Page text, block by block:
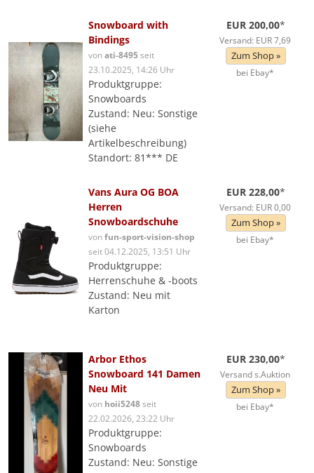
Snowboard with
Bindings
vonati-8495seit
23.10.2025, 14:26 Uhr
Produktgruppe:
Snowboards
Zustand: Neu: Sonstige
(siehe
Artikelbeschreibung)
Standort: 81*** DE
EUR 200,00*
Versand: EUR 7,69
Zum Shop »
bei Ebay*
Vans Aura OG BOA
Herren
Snowboardschuhe
vonfun-sport-vision-shop
seit 04.12.2025, 13:51 Uhr
Produktgruppe:
Herrenschuhe & -boots
Zustand: Neu mit
Karton
EUR 228,00*
Versand: EUR 0,00
Zum Shop »
bei Ebay*
Arbor Ethos
Snowboard 141 Damen
Neu Mit
von hoii5248seit
22.02.2026, 23:22 Uhr
Produktgruppe:
Snowboards
Zustand: Neu: Sonstige
EUR 230,00*
Versand s.Auktion
Zum Shop »
bei Ebay*